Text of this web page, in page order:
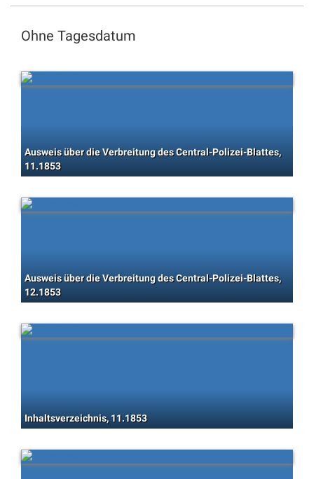
Ohne Tagesdatum
Ausweis über die Verbreitung des Central-Polizei-Blattes,
11.1853
Ausweis über die Verbreitung des Central-Polizei-Blattes,
12.1853
Inhaltsverzeichnis, 11.1853